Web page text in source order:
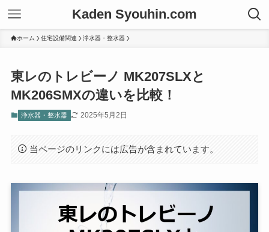
Kaden Syouhin.com
ホーム 住宅設備関連 浄水器・整水器
東レのトレビーノ MK207SLXと
MK206SMXの違いを比較！
浄水器・整水器 2025年5月2日
当ページのリンクには広告が含まれています。